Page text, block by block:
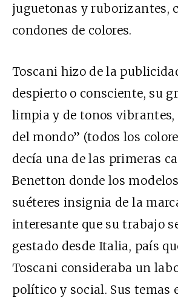
juguetonas y ruborizantes,
condones de colores.
Toscani hizo de la
despierto o consciente, su
limpia y de tonos
del mondo” (todos los
decía una de las primeras
Benetton donde los
suéteres insignia de la
interesante que su trabajo
gestado desde Italia, país
Toscani consideraba un
político y social. Sus temas